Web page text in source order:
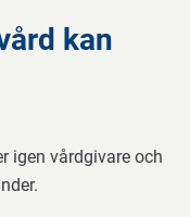
kan
igen vårdgivare och